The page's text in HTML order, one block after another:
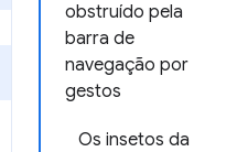
obstruído pela
barra de
navegação por
gestos
Os insetos da